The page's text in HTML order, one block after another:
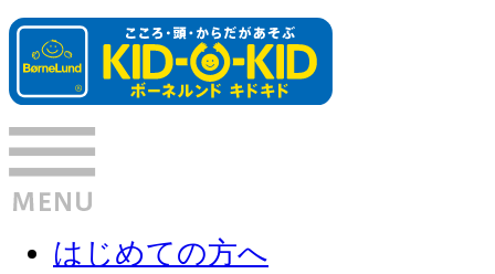
はじめての方へ